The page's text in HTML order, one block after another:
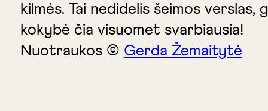
kilmės. Tai nedidelis šeimos
kokybė čia visuomet svarbiausia!
Nuotraukos © Gerda Žemaitytė